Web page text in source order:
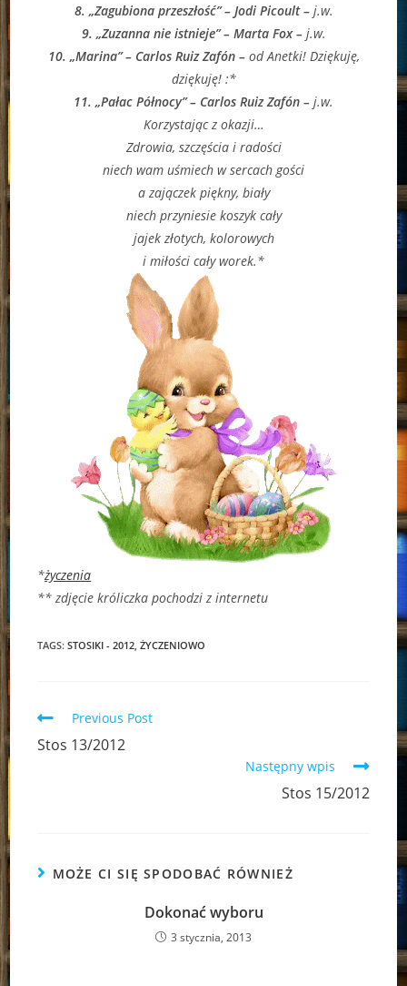
8. „Zagubiona przeszłość” – Jodi Picoult – j.w.
9. „Zuzanna nie istnieje” – Marta Fox – j.w.
10. „Marina” – Carlos Ruiz Zafón – od Anetki! Dziękuję,
dziękuję! :*
11. „Pałac Północy” – Carlos Ruiz Zafón – j.w.
Korzystając z okazji…
Zdrowia, szczęścia i radości
niech wam uśmiech w sercach gości
a zajączek piękny, biały
niech przyniesie koszyk cały
jajek złotych, kolorowych
i miłości cały worek.*
*życzenia
** zdjęcie króliczka pochodzi z internetu
TAGS:STOSIKI - 2012 ŻYCZENIOWO
Read
articles
Previous Post
Stos 13/2012
Następny wpis
Stos 15/2012
MOŻE CI SIĘ SPODOBAĆ RÓWNIEŻ
Dokonać wyboru
3 stycznia, 2013